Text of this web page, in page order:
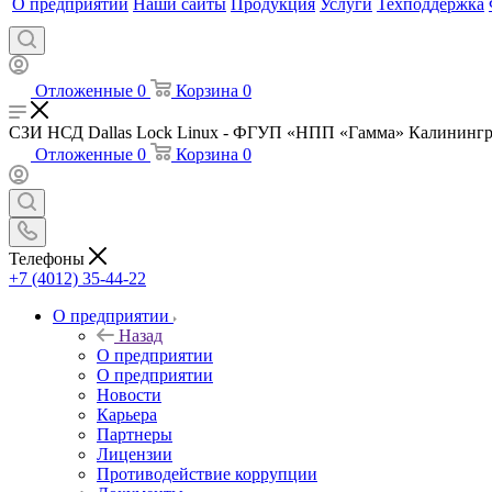
О предприятии Наши сайты Продукция Услуги Техподдержка
Отложенные 0 Корзина 0
СЗИ НСД Dallas Lock Linux - ФГУП «НПП «Гамма»
Отложенные 0 Корзина 0
Телефоны
+7 (4012) 35-44-22
О предприятии
Назад
О предприятии
О предприятии
Новости
Карьера
Партнеры
Лицензии
Противодействие коррупции